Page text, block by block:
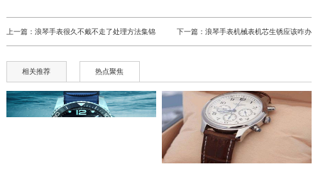
上一篇： 浪琴手表很久不戴不走了处理方法集锦 下一篇：浪琴手表机械表机芯生锈应该咋办
相关推荐 热点聚焦